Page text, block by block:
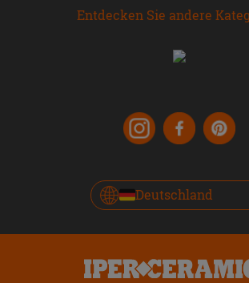
Entdecken Sie andere
Deutschland